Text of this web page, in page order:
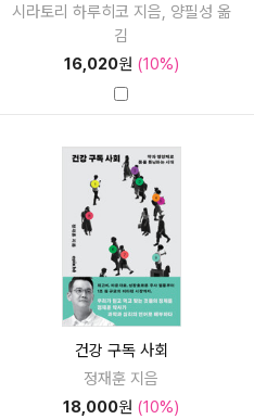
시라토리 하루히코 지음, 양필성 옮
김
16,020원 (10%)
건강 구독 사회
정재훈 지음
18,000원 (10%)